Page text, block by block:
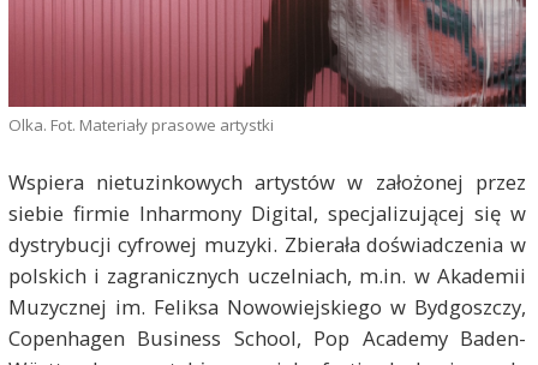
Olka. Fot. Materiały prasowe artystki
Wspiera nietuzinkowych artystów w założonej przez
siebie firmie Inharmony Digital, specjalizującej się w
dystrybucji cyfrowej muzyki. Zbierała doświadczenia w
polskich i zagranicznych uczelniach, m.in. w Akademii
Muzycznej im. Feliksa Nowowiejskiego w Bydgoszczy,
Copenhagen Business School, Pop Academy Baden-